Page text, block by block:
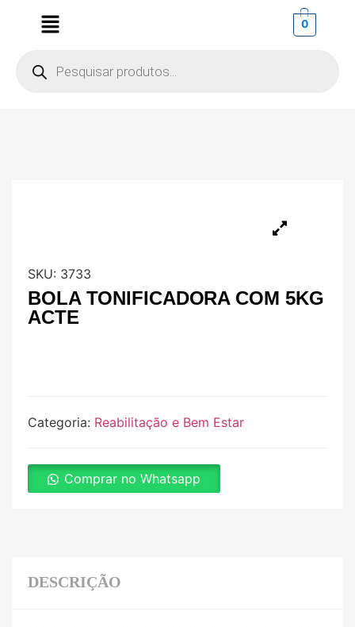
0
SKU: 3733
BOLA TONIFICADORA COM 5KG
ACTE
Categoria: Reabilitação e Bem Estar
Comprar no Whatsapp
DESCRIÇÃO